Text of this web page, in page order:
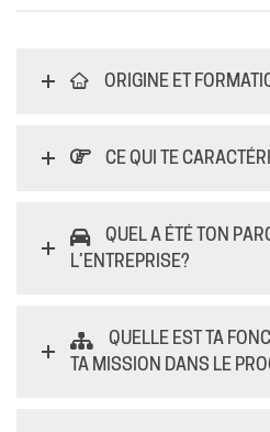
ORIGINE ET
CE QUI TE
QUEL A ÉTÉ TON
L’ENTREPRISE?
QUELLE EST TA
TA MISSION DANS LE